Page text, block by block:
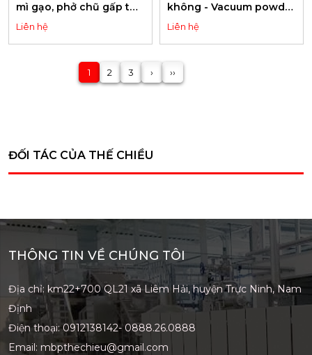
mì gạo, phở chũ gấp tự
động - Automatic
noodles, and pho
Liên hệ
không - Vacuum powder
separator
Liên hệ
1 2 3 › ››
ĐỐI TÁC CỦA THẾ CHIỀU
THÔNG TIN VỀ CHÚNG TÔI
Địa chỉ: km22+700 QL21 xã Liêm Hải, huyện Trực Ninh, Nam
Định
Điện thoại: 0912138142- 0888.26.0888
Email: mbpthechieu@gmail.com